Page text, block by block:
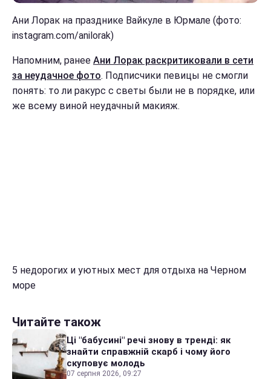
Ани Лорак на празднике Вайкуле в Юрмале (фото:
instagram.com/anilorak)
Напомним, ранее Ани Лорак раскритиковали в сети
за неудачное фото. Подписчики певицы не смогли
понять: то ли ракурс с светы были не в порядке, или
же всему виной неудачный макияж.
5 недорогих и уютных мест для отдыха на Черном
море
Читайте також
Ці "бабусині" речі знову в тренді: як
знайти справжній скарб і чому його
скуповує молодь
07 серпня 2026, 09:27